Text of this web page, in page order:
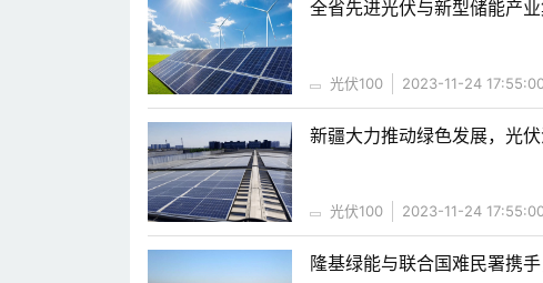
全省先进光伏与新型储能产
光伏100 2023-11-24
新疆大力推动绿色发展，光
光伏100 2023-11-24
隆基绿能与联合国难民署携